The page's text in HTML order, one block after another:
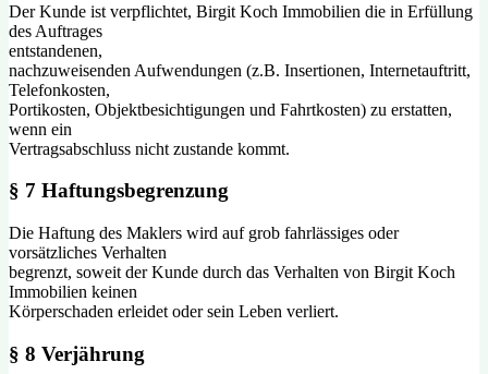
Der Kunde ist verpflichtet, Birgit Koch Immobilien die in Erfüllung
des Auftrages
entstandenen,
nachzuweisenden Aufwendungen (z.B. Insertionen, Internetauftritt,
Telefonkosten,
Portikosten, Objektbesichtigungen und Fahrtkosten) zu erstatten,
wenn ein
Vertragsabschluss nicht zustande kommt.
§ 7 Haftungsbegrenzung
Die Haftung des Maklers wird auf grob fahrlässiges oder
vorsätzliches Verhalten
begrenzt, soweit der Kunde durch das Verhalten von Birgit Koch
Immobilien keinen
Körperschaden erleidet oder sein Leben verliert.
§ 8 Verjährung